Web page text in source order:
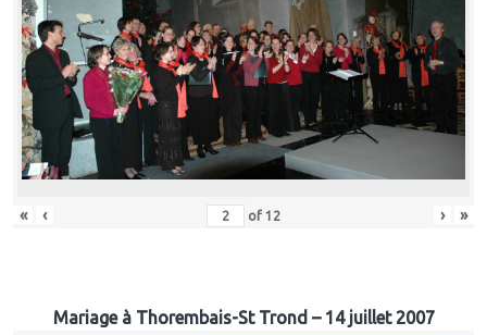
« ‹ of 12 › »
Mariage à Thorembais-St Trond – 14 juillet 2007